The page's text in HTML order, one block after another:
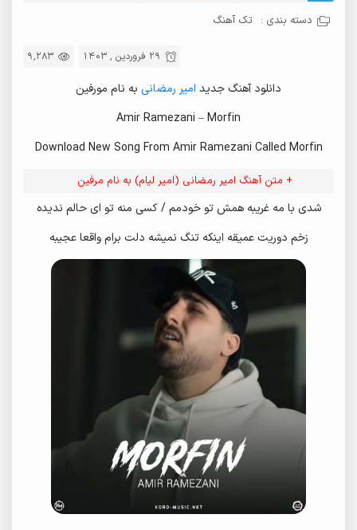
دسته بندی : تک آهنگ
9,283 29 فروردین , 1403
دانلود آهنگ جدید امیر رمضانی به نام مورفین
Amir Ramezani – Morfin
Download New Song From Amir Ramezani Called Morfin
+ متن آهنگ امیر رمضانی (امیر لیام) به نام مرفین
شدی با مه غریبه همش تو خودمم / کسی منه تو ای حالم ندیده
زخم دوریت عمیقه اینکه تنگ نمیشه دلت برام واقعا عجیبه